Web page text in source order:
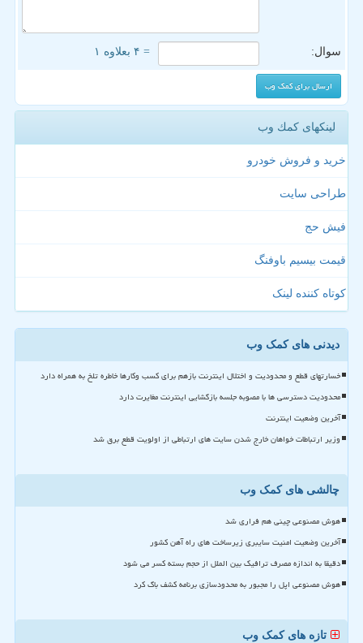
سوال: = ۴ بعلاوه ۱
لینکهای كمك وب
خرید و فروش خودرو
طراحی سایت
فیش حج
قیمت بیسیم باوفنگ
کوتاه کننده لینک
دیدنی های کمک وب
خسارتهای قطع و محدودیت و اختلال اینترنت بازهم برای کسب وکارها خاطره تلخ به همراه دارد
محدودیت دسترسی ها با مصوبه جلسه بازگشایی اینترنت مغایرت دارد
آخرین وضعیت اینترنت
وزیر ارتباطات خواهان خارج شدن سایت های ارتباطی از اولویت قطع برق شد
چالشی های کمک وب
هوش مصنوعی چینی هم فراری شد
آخرین وضعیت امنیت سایبری زیرساخت های راه آهن کشور
دقیقا به اندازه مصرف ترافیک بین الملل از حجم بسته کسر می شود
هوش مصنوعی اپل را مجبور به محدودسازی برنامه کشف باگ کرد
تازه های کمک وب